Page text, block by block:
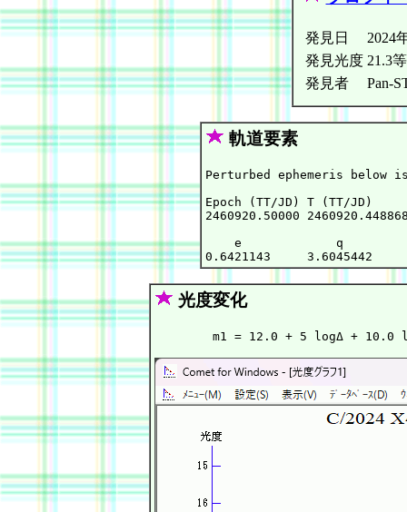
発見日
2024
発見光度 21.3等
発見者
Pan-
軌道要素
Perturbed ephemeris below
Epoch (TT/JD) T (TT/
2460920.50000
e             q
光度変化